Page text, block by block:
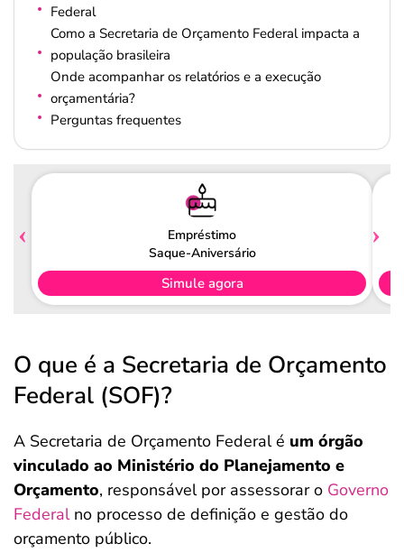
Federal
Como a Secretaria de Orçamento Federal impacta a
população brasileira
Onde acompanhar os relatórios e a execução
orçamentária?
Perguntas frequentes
Empréstimo
Saque-Aniversário
Simule agora
O que é a Secretaria de Orçamento
Federal (SOF)?
A Secretaria de Orçamento Federal é um órgão
vinculado ao Ministério do Planejamento e
Orçamento, responsável por assessorar o Governo
Federalno processo de definição e gestão do
orçamento público.